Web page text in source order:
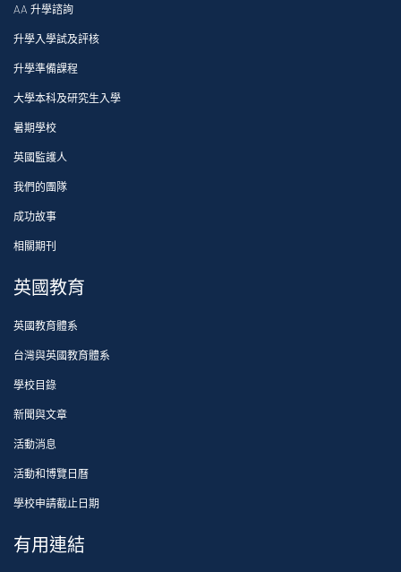
AA 升學諮詢
升學入學試及評核
升學準備課程
大學本科及研究生入學
暑期學校
英國監護人
我們的團隊
成功故事
相關期刊
英國教育
英國教育體系
台灣與英國教育體系
學校目錄
新聞與文章
活動消息
活動和博覽日曆
學校申請截止日期
有用連結